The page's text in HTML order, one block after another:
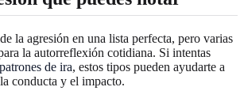
la agresión en una lista perfecta, pero varias
la autorreflexión cotidiana. Si intentas
de ira, estos tipos pueden ayudarte a
conducta y el impacto.